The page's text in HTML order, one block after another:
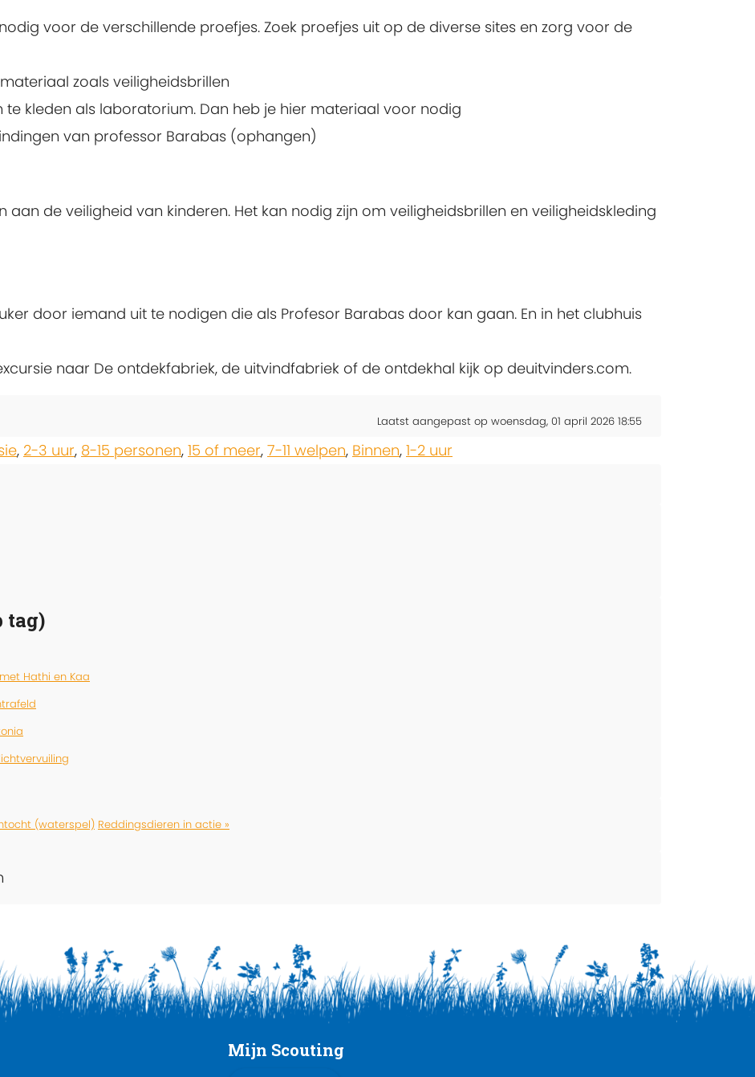
voor de verschillende proefjes. Zoek proefjes uit op de diverse sites en zorg voor de
zoals veiligheidsbrillen
te kleden als laboratorium. Dan heb je hier materiaal voor nodig
van professor Barabas (ophangen)
aan de veiligheid van kinderen. Het kan nodig zijn om veiligheidsbrillen en veiligheidskleding
door iemand uit te nodigen die als Profesor Barabas door kan gaan. En in het clubhuis
naar De ontdekfabriek, de uitvindfabriek of de ontdekhal kijk op deuitvinders.com.
Laatst aangepast op woensdag, 01 april 2026 18:55
, 2-3 uur, 8-15 personen, 15 of meer, 7-11 welpen, Binnen, 1-2 uur
tag)
Hathi en Kaa
(waterspel) Reddingsdieren in actie »
Mijn Scouting